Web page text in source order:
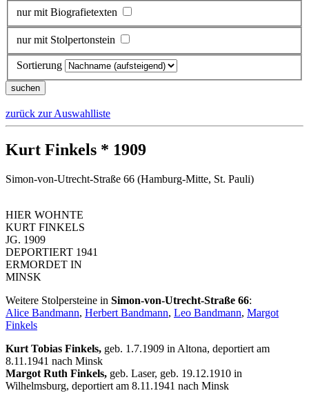
nur mit Biografietexten
nur mit Stolpertonstein
Sortierung
zurück zur Auswahlliste
Kurt Finkels * 1909
Simon-von-Utrecht-Straße 66 (Hamburg-Mitte, St. Pauli)
HIER WOHNTE
KURT FINKELS
JG. 1909
DEPORTIERT 1941
ERMORDET IN
MINSK
Weitere Stolpersteine in Simon-von-Utrecht-Straße 66:
Alice Bandmann, Herbert Bandmann, Leo Bandmann, Margot
Finkels
Kurt Tobias Finkels, geb. 1.7.1909 in Altona, deportiert am
8.11.1941 nach Minsk
Margot Ruth Finkels, geb. Laser, geb. 19.12.1910 in
Wilhelmsburg, deportiert am 8.11.1941 nach Minsk